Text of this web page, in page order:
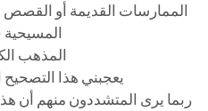
الممارسات القديمة أو القصص
المذهب
يعجبني هذا التصحيح
ربما يرى المتشددون منهم أن